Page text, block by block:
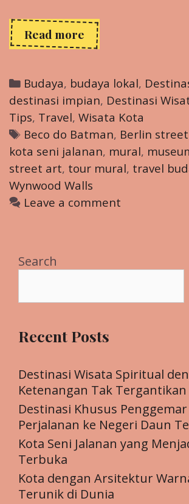
Read more Kota
Seni
yang
Menjadi
Museum
Terbuka
Categories
Budaya, budaya lokal,
destinasi impian, Destinasi
Tips, Travel, Wisata Kota
Tags
Beco do Batman, Berlin
kota seni jalanan, mural,
street art, tour mural, travel
Wynwood Walls
Leave a comment
Search
Recent Posts
Destinasi Wisata Spiritual
Ketenangan Tak Tergantikan
Destinasi Khusus
Perjalanan ke Negeri Daun
Kota Seni Jalanan yang
Terbuka
Kota dengan Arsitektur
Terunik di Dunia